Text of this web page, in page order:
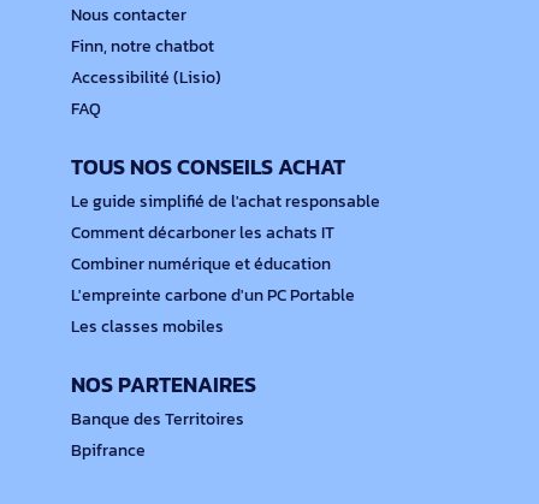
Nous contacter
Finn, notre chatbot
Accessibilité (Lisio)
FAQ
TOUS NOS CONSEILS ACHAT
Le guide simplifié de l'achat responsable
Comment décarboner les achats IT
Combiner numérique et éducation
L'empreinte carbone d'un PC Portable
Les classes mobiles
NOS PARTENAIRES
Banque des Territoires
Bpifrance